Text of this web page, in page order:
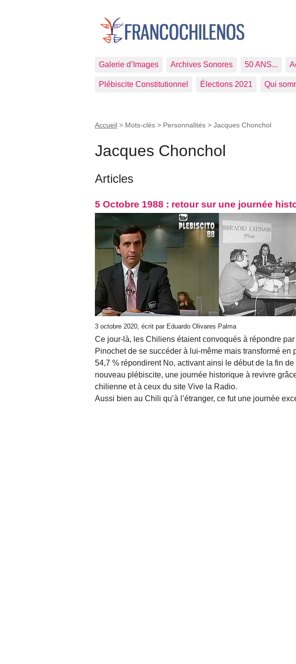
Galerie d’Images Archives Sonores 50 ANS...
Plébiscite Constitutionnel Élections 2021 Qui
Accueil > Mots-clés > Personnalités > Jacques Chonchol
Jacques Chonchol
Articles
5 Octobre 1988 : retour sur une journée
3 octobre 2020, écrit par Eduardo Olivares Palma
Ce jour-là, les Chiliens étaient convoqués à répondre
Pinochet de se succéder à lui-même mais transformé en
54,7 % répondirent No, activant ainsi le début de la fin
nouveau plébiscite, une journée historique à revivre
chilienne et à ceux du site Vive la Radio.
Aussi bien au Chili qu’à l’étranger, ce fut une journée